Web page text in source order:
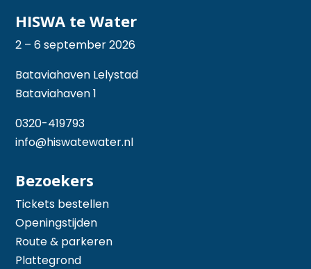
HISWA te Water
2 – 6 september 2026
Bataviahaven Lelystad
Bataviahaven 1
0320-419793
info@hiswatewater.nl
Bezoekers
Tickets bestellen
Openingstijden
Route & parkeren
Plattegrond